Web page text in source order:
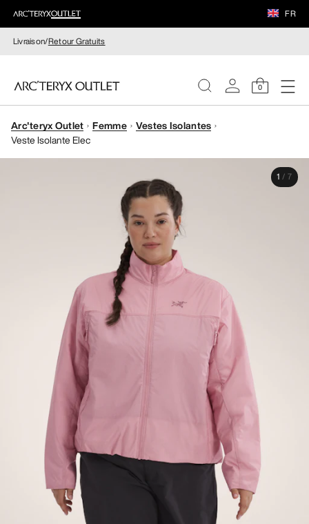
FR
Livraison/Retour Gratuits
0
FEMME
Arc'teryx Outlet Femme
Vestes Isolantes
Veste Isolante Elec
1 / 7